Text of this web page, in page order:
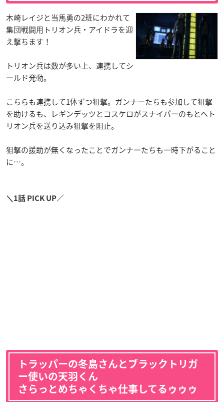
木崎レイジと当馬勇の2班にわかれて
集団戦闘用トリオン兵・アイドラを迎
え撃ちます！
トリオン兵は数が多い上、連携してシ
ールド発動。
こちらも連携して1体ずつ狙撃。ガンナーたちも参加して狙撃
を助けるも、レギンデッツとコスケロがスナイパーのもとへト
リオン兵を送り込み狙撃を阻止。
狙撃の援助が無くなったことでガンナーたちも一時下がること
に…。
＼1話 PICK UP／
トラッパーの冬島さんとブラックトリガ
ー使いの天羽くん
さらっとめちゃくちゃ仕事してるゥゥゥ